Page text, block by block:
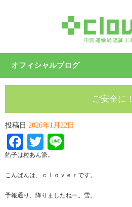
オフィシャルブログ
ご安全に！
投稿日 2026年1月22日
Facebook
Twitter
餡子は粒あん派。
こんばんは、ｃｌｏｖｅｒです。
予報通り、降りましたねー。雪。